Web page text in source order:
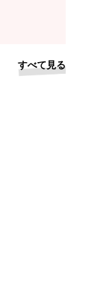
すべて見る